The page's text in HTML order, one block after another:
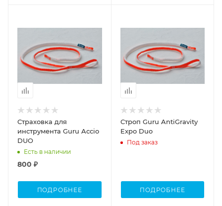
Страховка для
инструмента Guru Accio
DUO
Есть в наличии
800 ₽
ПОДРОБНЕЕ
Строп Guru AntiGravity
Expo Duo
Под заказ
ПОДРОБНЕЕ